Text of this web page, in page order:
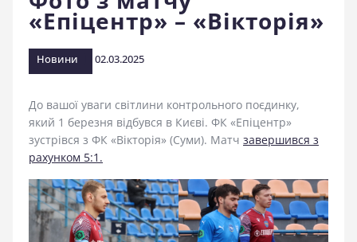
стадіоні
«Епіцентр» – «Вікторія»
Новини 02.03.2025
До вашої уваги світлини контрольного поєдинку,
який 1 березня відбувся в Києві. ФК «Епіцентр»
зустрівся з ФК «Вікторія» (Суми). Матч завершився з
рахунком 5:1.